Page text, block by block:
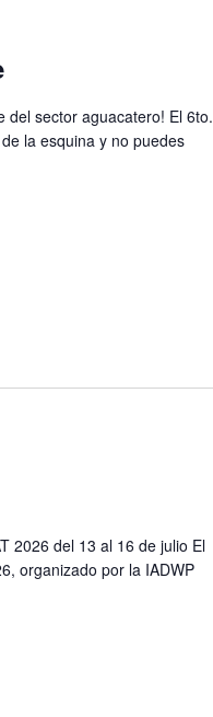
del sector aguacatero! El 6to.
la esquina y no puedes
2026 del 13 al 16 de julio El
organizado por la IADWP